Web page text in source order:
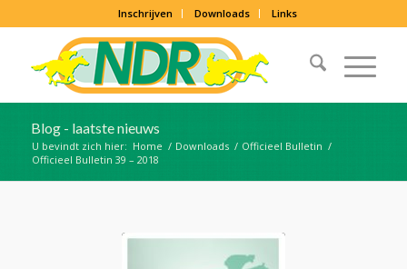
Inschrijven Downloads Links
Blog - laatste nieuws
U bevindt zich hier: Home / Downloads / Officieel Bulletin /
Officieel Bulletin 39 – 2018